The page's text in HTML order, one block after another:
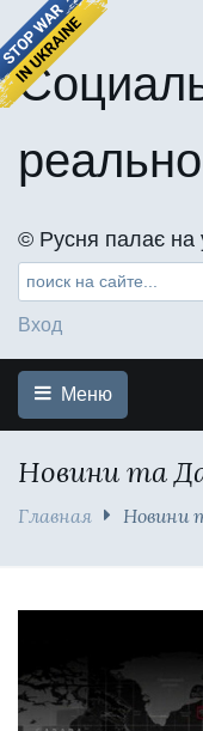
©️ Русня палає на
Вход
Меню
Новини та
Главная Новини